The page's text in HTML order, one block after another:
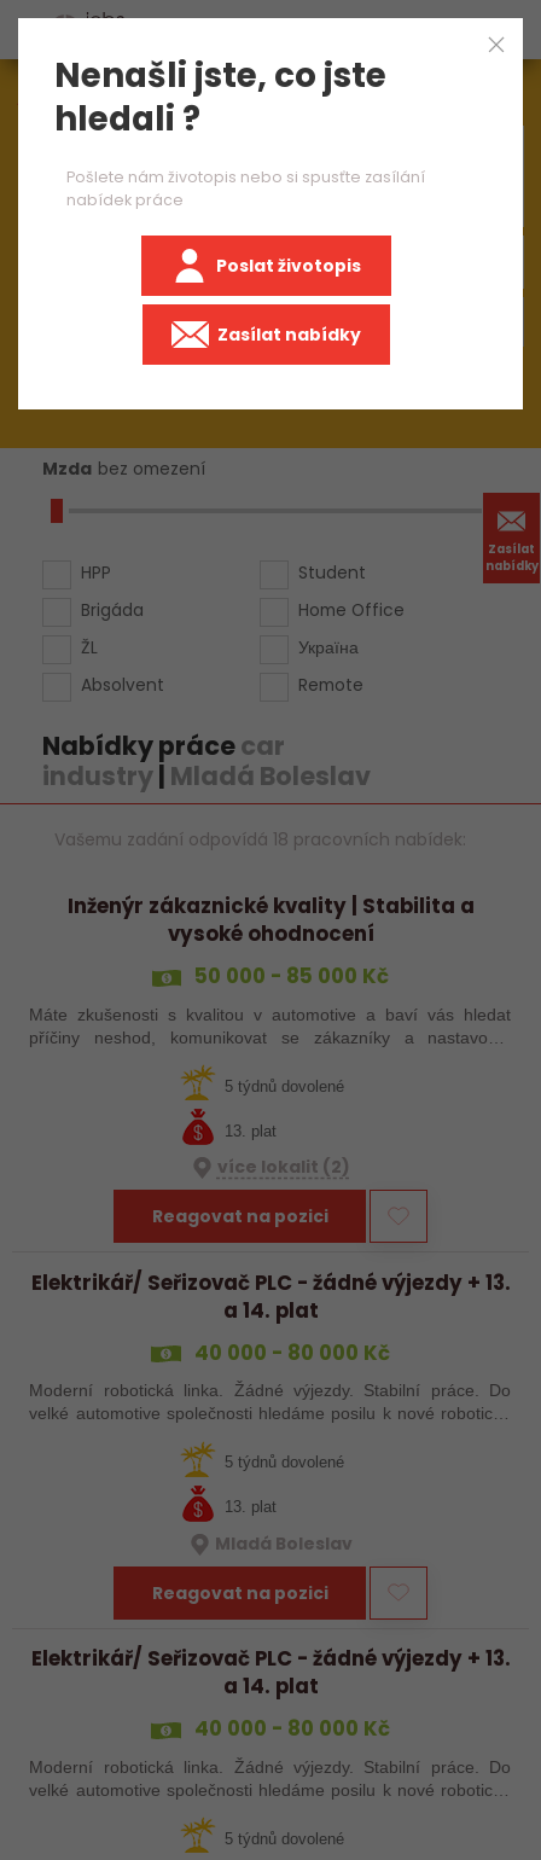
Zasílat
nabídky
Aktuálně1545nabídek práce
Mzda bez omezení
HPP
Brigáda
ŽL
Absolvent
Student
Home Office
Україна
Remote
Nabídky prácecar
industry| Mladá Boleslav
Vašemu zadání odpovídá 18 pracovních nabídek:
Inženýr zákaznické kvality | Stabilita a
vysoké ohodnocení
50 000 - 85 000 Kč
Máte zkušenosti s kvalitou v automotive a baví vás hledat
příčiny neshod, komunikovat se zákazníky a nastavovat
zákaznické kvality, který bude…5 týdnů dovolené
13. plat
více lokalit (2)
Reagovat na pozici
Elektrikář/ Seřizovač PLC - žádné výjezdy + 13.
a 14. plat
40 000 - 80 000 Kč
Moderní robotická linka. Žádné výjezdy. Stabilní práce. Do
velké automotive společnosti hledáme posilu k nové robotické
5 týdnů dovolené
13. plat
Mladá Boleslav
Reagovat na pozici
Elektrikář/ Seřizovač PLC - žádné výjezdy + 13.
a 14. plat
40 000 - 80 000 Kč
Moderní robotická linka. Žádné výjezdy. Stabilní práce. Do
velké automotive společnosti hledáme posilu k nové robotické
5 týdnů dovolené
Nenašli jste, co jste
hledali ?
Pošlete nám životopis nebo si spusťte zasílání
nabídek práce
Poslat životopis
Zasílat nabídky